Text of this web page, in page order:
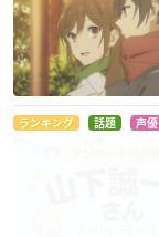
ランキング 話題 声優